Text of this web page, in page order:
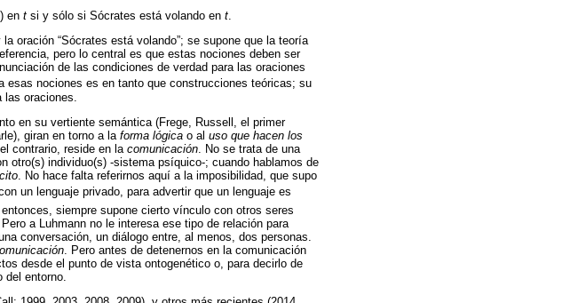
en t si y sólo si Sócrates está volando en t
oración “Sócrates está volando”; se supone que la teoría
pero lo central es que estas nociones deben ser
de las condiciones de verdad para las oraciones
esas nociones es en tanto que construcciones teóricas; su
oraciones.
en su vertiente semántica (Frege, Russell, el primer
giran en torno a la forma lógica o al uso que hacen los
contrario, reside en la comunicación . No se trata de una
otro(s) individuo(s) -sistema psíquico-; cuando hablamos de
. No hace falta referirnos aquí a la imposibilidad, que supo
un lenguaje privado, para advertir que un lenguaje es
entonces, siempre supone cierto vínculo con otros seres
Pero a Luhmann no le interesa ese tipo de relación para
conversación, un diálogo entre, al menos, dos personas.
. Pero antes de detenernos en la comunicación
desde el punto de vista ontogenético o, para decirlo de
del entorno.